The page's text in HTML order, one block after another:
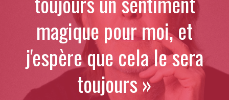
magique pour moi, et
j'espère que cela le sera
toujours »